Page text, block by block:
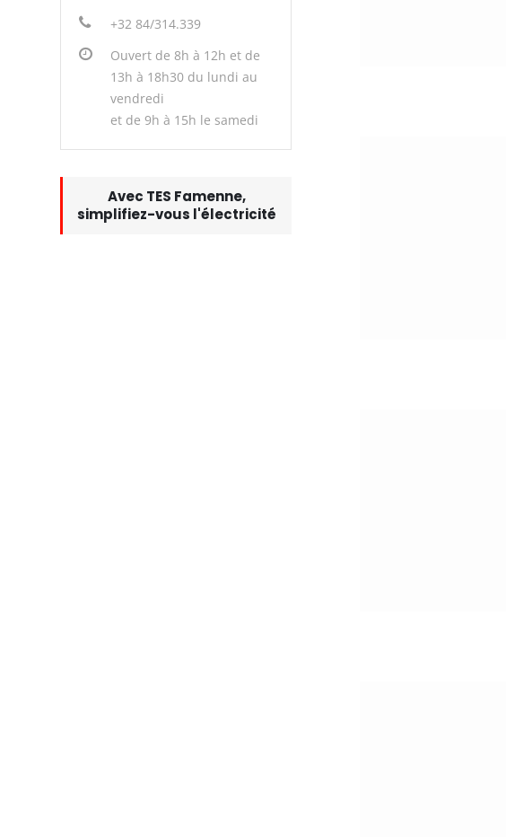
+32 84/314.339
Ouvert de 8h à 12h et de
13h à 18h30 du lundi au
vendredi
et de 9h à 15h le samedi
Avec TES Famenne,
simplifiez-vous l'électricité